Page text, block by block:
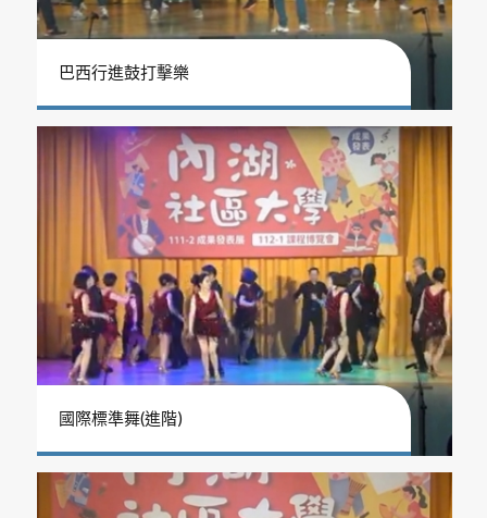
巴西行進鼓打擊樂
國際標準舞(進階)